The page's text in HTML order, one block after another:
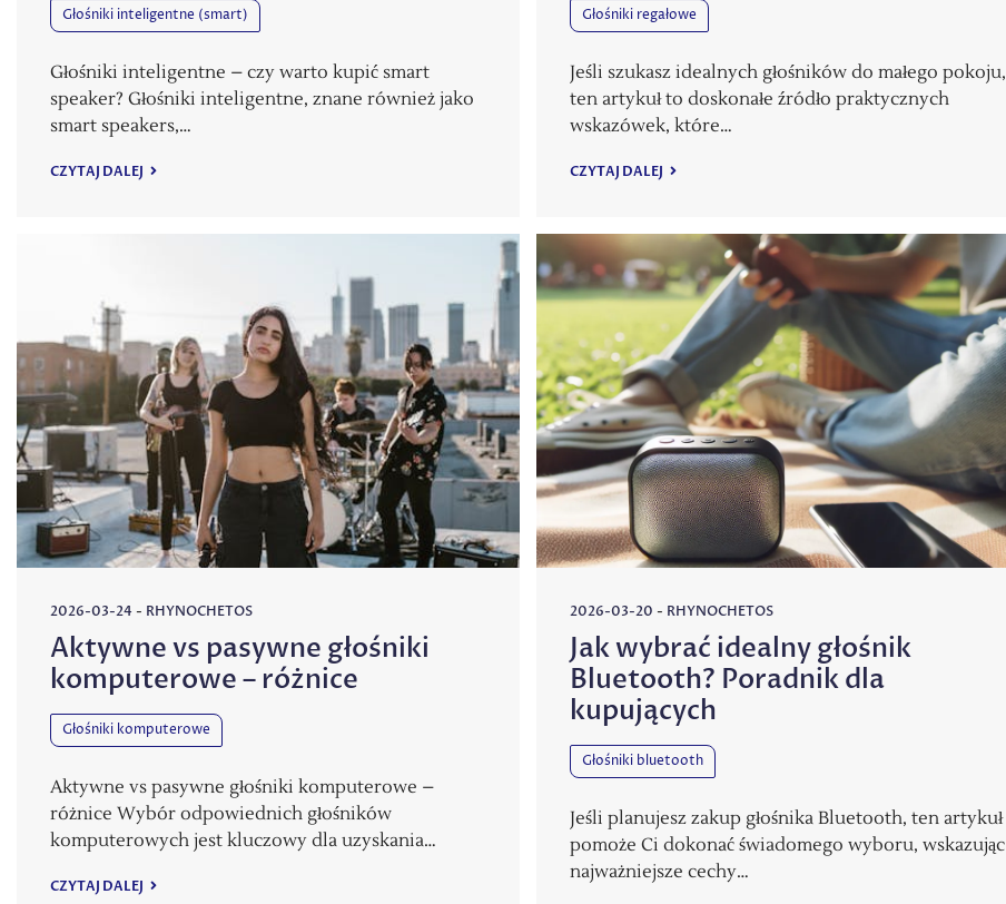
Głośniki inteligentne (smart)
Głośniki inteligentne – czy warto kupić smart
speaker? Głośniki inteligentne, znane również jako
smart speakers,…
CZYTAJ DALEJ
Głośniki regałowe
Jeśli szukasz idealnych głośników do małego pokoju,
ten artykuł to doskonałe źródło praktycznych
wskazówek, które…
CZYTAJ DALEJ
2026-03-24- RHYNOCHETOS
Aktywne vs pasywne głośniki
komputerowe – różnice
Głośniki komputerowe
Aktywne vs pasywne głośniki komputerowe –
różnice Wybór odpowiednich głośników
komputerowych jest kluczowy dla uzyskania…
CZYTAJ DALEJ
2026-03-20 - RHYNOCHETOS
Jak wybrać idealny głośnik
Bluetooth? Poradnik dla
kupujących
Głośniki bluetooth
Jeśli planujesz zakup głośnika Bluetooth, ten artykuł
pomoże Ci dokonać świadomego wyboru, wskazując
najważniejsze cechy…